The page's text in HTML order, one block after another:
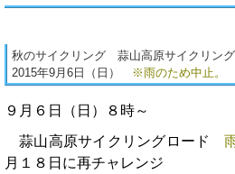
秋のサイクリング 蒜山高原サイクリン
2015年9月6日（日）
※雨のため中止。
９月６日（日）８時～
蒜山高原サイクリングロード
月１８日に再チャレンジ